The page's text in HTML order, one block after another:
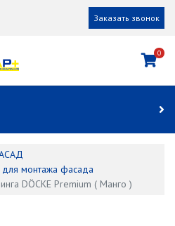
Заказать звонок
0
монтажа фасада
DÖCKE Premium ( Манго )